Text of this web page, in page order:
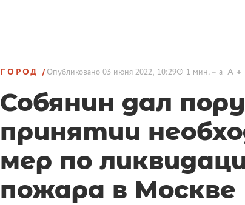
ГОРОД Опубликовано 03 июня 2022, 10:29 1 мин. a A
Собянин дал
принятии
мер по
пожара в Москве